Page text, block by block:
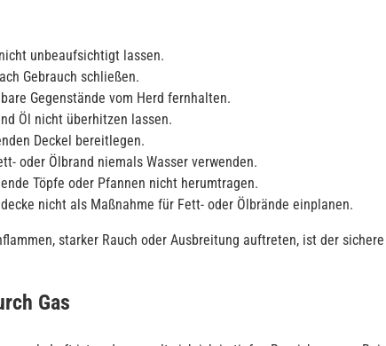
unbeaufsichtigt lassen.
Gebrauch schließen.
Gegenstände vom Herd fernhalten.
Öl nicht überhitzen lassen.
Deckel bereitlegen.
oder Ölbrand niemals Wasser verwenden.
Töpfe oder Pfannen nicht herumtragen.
nicht als Maßnahme für Fett- oder Ölbrände einplanen.
starker Rauch oder Ausbreitung auftreten, ist der
Gas